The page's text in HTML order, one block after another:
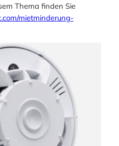
Thema finden Sie
mietminderung-